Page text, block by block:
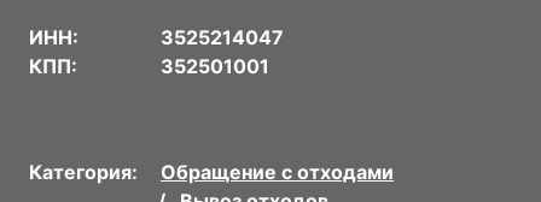
ИНН:
3525214047
КПП:
352501001
Категория:
Обращение с отходами